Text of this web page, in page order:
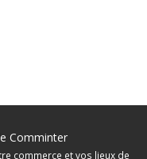
Comminter
commerce et vos lieux de